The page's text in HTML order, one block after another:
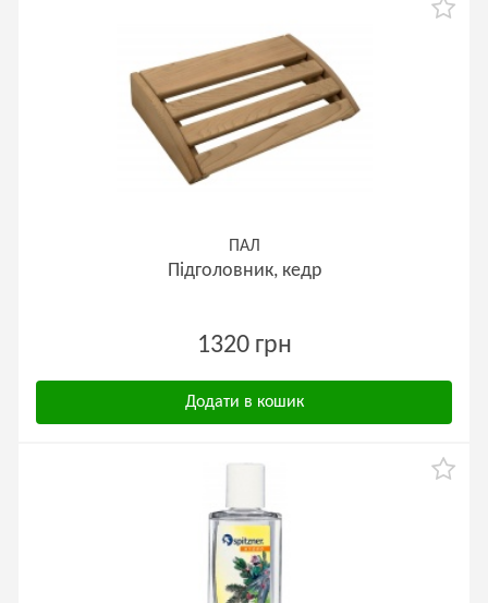
ПАЛ
Підголовник, кедр
1320 грн
Додати в кошик